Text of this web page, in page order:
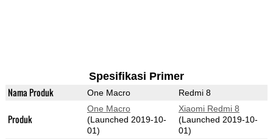
Spesifikasi Primer
Nama Produk One Macro Redmi 8
Produk
One Macro
(Launched 2019-10-
01)
Xiaomi Redmi 8
(Launched 2019-10-
01)